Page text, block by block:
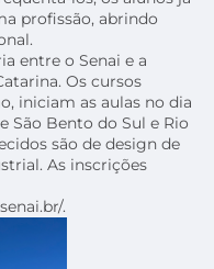
profissão, abrindo
entre o Senai e a
Os cursos
iniciam as aulas no dia
São Bento do Sul e Rio
são de design de
As inscrições
.